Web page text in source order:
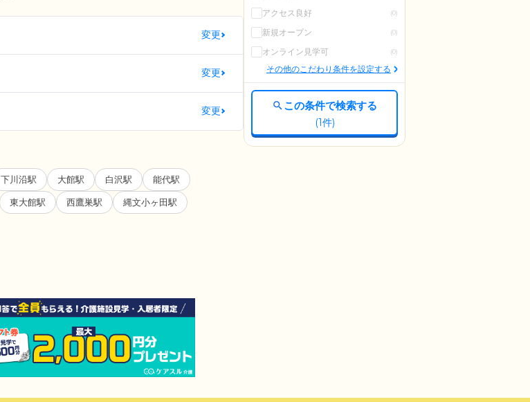
変更
変更
変更
下川沿駅 大館駅 白沢駅 能代駅
東大館駅 西鷹巣駅 縄文小ヶ田駅
アクセス良好 (0)
新規オープン (0)
オンライン見学可 (0)
その他のこだわり条件を設定する
この条件で検索する
(1件)